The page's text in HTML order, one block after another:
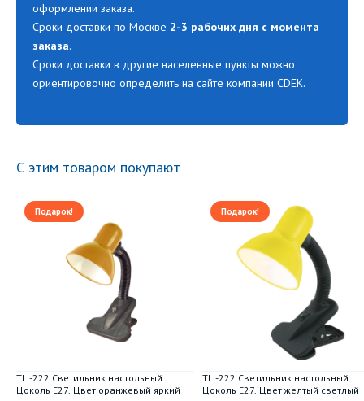
оформлении заказа.
Сроки доставки по Москве 2-3 рабочих дня с момента
заказа.
Сроки доставки в другие населенные пункты можно
ориентировочно определить на сайте компании CDEK.
С этим товаром покупают
Подарок!
TLI-222 Светильник настольный.
Цоколь E27. Цвет оранжевый яркий
Подарок!
TLI-222 Светильник настольный.
Цоколь E27. Цвет желтый светлый